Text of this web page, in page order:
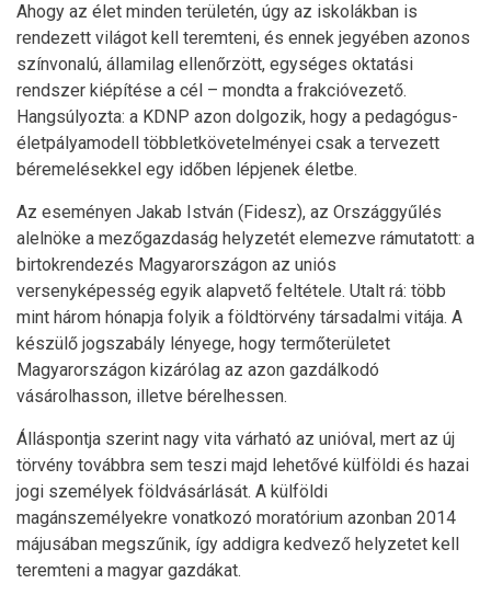
Ahogy az élet minden területén, úgy az iskolákban is
rendezett világot kell teremteni, és ennek jegyében azonos
színvonalú, államilag ellenőrzött, egységes oktatási
rendszer kiépítése a cél – mondta a frakcióvezető.
Hangsúlyozta: a KDNP azon dolgozik, hogy a pedagógus-
életpályamodell többletkövetelményei csak a tervezett
béremelésekkel egy időben lépjenek életbe.
Az eseményen Jakab István (Fidesz), az Országgyűlés
alelnöke a mezőgazdaság helyzetét elemezve rámutatott: a
birtokrendezés Magyarországon az uniós
versenyképesség egyik alapvető feltétele. Utalt rá: több
mint három hónapja folyik a földtörvény társadalmi vitája. A
készülő jogszabály lényege, hogy termőterületet
Magyarországon kizárólag az azon gazdálkodó
vásárolhasson, illetve bérelhessen.
Álláspontja szerint nagy vita várható az unióval, mert az új
törvény továbbra sem teszi majd lehetővé külföldi és hazai
jogi személyek földvásárlását. A külföldi
magánszemélyekre vonatkozó moratórium azonban 2014
májusában megszűnik, így addigra kedvező helyzetet kell
teremteni a magyar gazdákat.